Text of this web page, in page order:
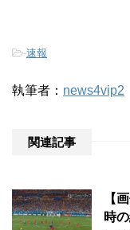
-速報
執筆者： news4vip2
関連記事
【
時